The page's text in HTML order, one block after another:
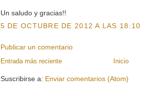
Un saludo y gracias!!
5 DE OCTUBRE DE 2012 A LAS 18:10
Publicar un comentario
Entrada más reciente Inicio
Suscribirse a: Enviar comentarios (Atom)